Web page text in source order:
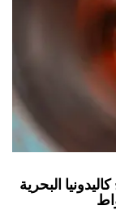
البحرية